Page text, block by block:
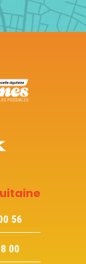
56
00